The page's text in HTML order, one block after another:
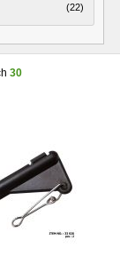
(22)
30